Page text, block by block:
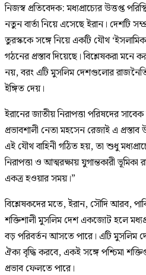
নিজস্ব প্রতিবেদক: মধ্যপ্রাচ্যের উত্তপ্ত
নতুন বার্তা নিয়ে এসেছে ইরান। দেশটি
তুরস্ককে সঙ্গে নিয়ে একটি যৌথ ‘ইসলামিক
গঠনের প্রস্তাব দিয়েছে। বিশ্লেষকরা মনে
নয়, বরং এটি মুসলিম দেশগুলোর
ইঙ্গিত দেয়।
ইরানের জাতীয় নিরাপত্তা পরিষদের
প্রভাবশালী নেতা মহসেন রেজাই এ
এই যৌথ বাহিনী গঠিত হয়, তা শুধু
নিরাপত্তা ও আত্মরক্ষায় যুগান্তকারী
একত্র হওয়ার সময়।”
বিশ্লেষকদের মতে, ইরান, সৌদি আরব,
শক্তিশালী মুসলিম দেশ একজোট হলে
বড় পরিবর্তন আসতে পারে। এটি মুসলিম
ঐক্য বৃদ্ধি করবে, একই সঙ্গে পশ্চিমা
প্রভাব ফেলতে পারে।